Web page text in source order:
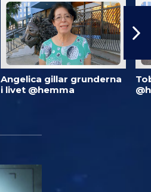
Angelica gillar grunderna
i livet @hemma